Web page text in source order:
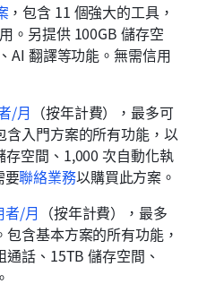
，包含 11 個強大的工具，
。另提供 100GB 儲存空
AI 翻譯等功能。無需信用
/月 （按年計費），最多可
含入門方案的所有功能，以
空間、1,000 次自動化執
要聯絡業務以購買此方案。
者/月 （按年計費），最多
含基本方案的所有功能，
話、15TB 儲存空間、